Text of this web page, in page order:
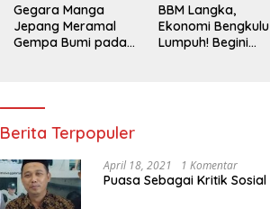
Gegara Manga
Jepang Meramal
Gempa Bumi pada
BBM Langka,
Ekonomi Bengkulu
Lumpuh! Begini
Berita Terpopuler
April 18, 2021 1 Komentar
Puasa Sebagai Kritik Sosial